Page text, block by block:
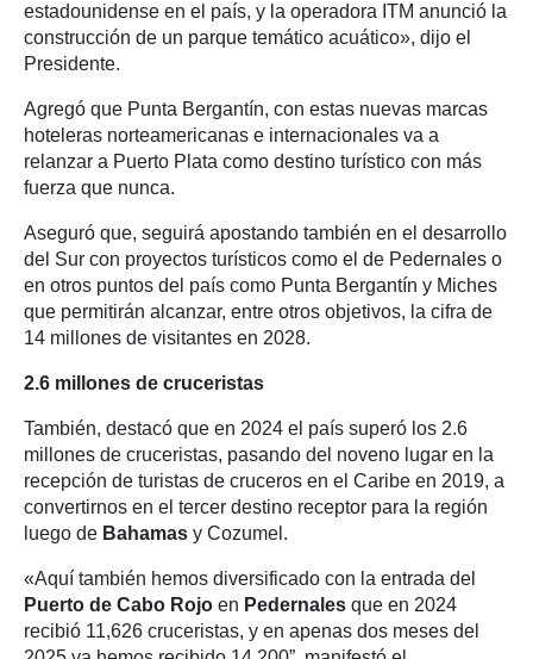
estadounidense en el país, y la operadora ITM anunció la
construcción de un parque temático acuático», dijo el
Presidente.
Agregó que Punta Bergantín, con estas nuevas marcas
hoteleras norteamericanas e internacionales va a
relanzar a Puerto Plata como destino turístico con más
fuerza que nunca.
Aseguró que, seguirá apostando también en el desarrollo
del Sur con proyectos turísticos como el de Pedernales o
en otros puntos del país como Punta Bergantín y Miches
que permitirán alcanzar, entre otros objetivos, la cifra de
14 millones de visitantes en 2028.
2.6 millones de cruceristas
También, destacó que en 2024 el país superó los 2.6
millones de cruceristas, pasando del noveno lugar en la
recepción de turistas de cruceros en el Caribe en 2019, a
convertirnos en el tercer destino receptor para la región
luego de Bahamas y Cozumel.
«Aquí también hemos diversificado con la entrada del
Puerto de Cabo Rojo en Pedernales que en 2024
recibió 11,626 cruceristas, y en apenas dos meses del